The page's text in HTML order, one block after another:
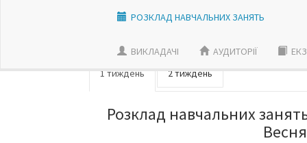
РОЗКЛАД НАВЧАЛЬНИХ ЗАНЯТЬ
ВИКЛАДАЧI АУДИТОРІЇ
1 тиждень
2 тиждень
Розклад навчальних